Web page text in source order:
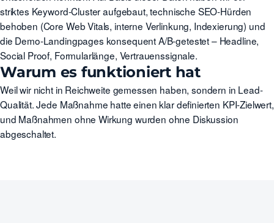
striktes Keyword-Cluster aufgebaut, technische SEO-Hürden
behoben (Core Web Vitals, interne Verlinkung, Indexierung) und
die Demo-Landingpages konsequent A/B-getestet – Headline,
Social Proof, Formularlänge, Vertrauenssignale.
Warum es funktioniert hat
Weil wir nicht in Reichweite gemessen haben, sondern in Lead-
Qualität. Jede Maßnahme hatte einen klar definierten KPI-Zielwert,
und Maßnahmen ohne Wirkung wurden ohne Diskussion
abgeschaltet.